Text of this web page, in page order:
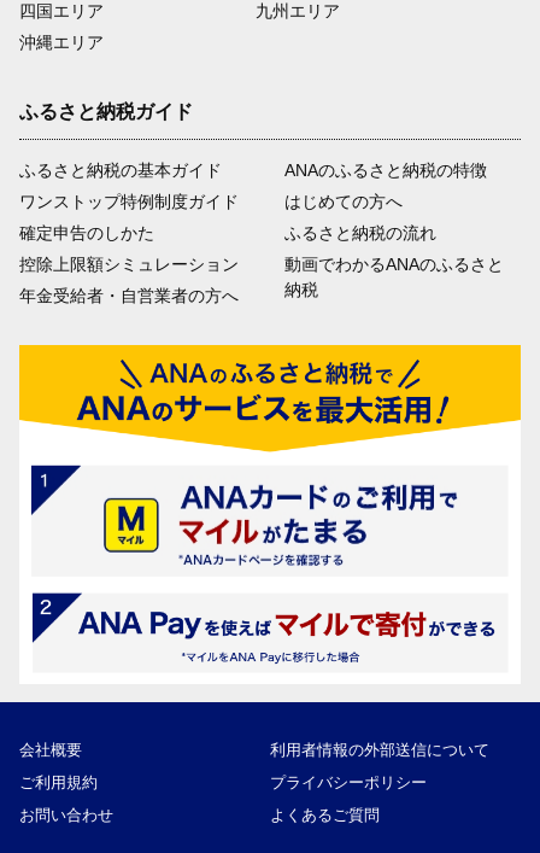
四国エリア
沖縄エリア
九州エリア
ふるさと納税ガイド
ふるさと納税の基本ガイド
ワンストップ特例制度ガイド
確定申告のしかた
控除上限額シミュレーション
年金受給者・自営業者の方へ
ANAのふるさと納税の特徴
はじめての方へ
ふるさと納税の流れ
動画でわかるANAのふるさと
納税
会社概要
利用者情報の外部送信について
ご利用規約
プライバシーポリシー
お問い合わせ
よくあるご質問